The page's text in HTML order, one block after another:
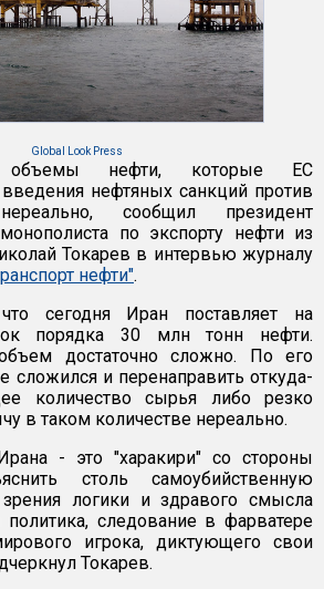
Global Look Press
объемы нефти, которые ЕС
нефтяных санкций против
сообщил президент
монополиста по экспорту нефти из
Токарев в интервью журналу
нефти".
сегодня Иран поставляет на
порядка 30 млн тонн нефти.
достаточно сложно. По его
и перенаправить откуда-
количество сырья либо резко
в таком количестве нереально.
- это "харакири" со стороны
столь самоубийственную
логики и здравого смысла
политика, следование в фарватере
игрока, диктующего свои
Токарев.